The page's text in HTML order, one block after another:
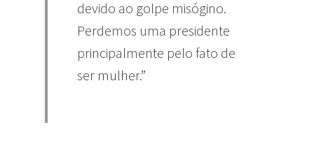
devido ao golpe misógino.
Perdemos uma presidente
principalmente pelo fato de
ser mulher.”